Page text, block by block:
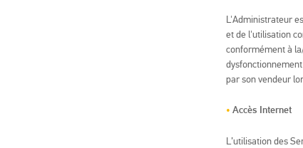
L'Administrateur
et de l'utilisation
conformément à
par son vendeur
Accès Internet
L’utilisation des